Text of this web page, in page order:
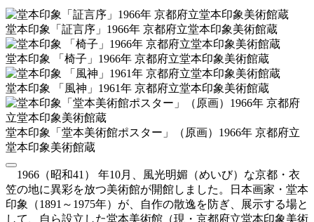
堂本印象「証言序」1966年 京都府立堂本印象美術館蔵
堂本印象 「椅子」1966年 京都府立堂本印象美術館蔵
堂本印象 「風神」1961年 京都府立堂本印象美術館蔵
堂本印象「堂本美術館ポスター」（原画）1966年 京都府立
堂本印象美術館蔵
1966（昭和41） 年10月、風光明媚（めいび）な京都・衣
笠の地に異彩を放つ美術館が開館しました。日本画家・堂本
印象（1891～1975年）が、自作の散逸を防ぎ、展示する場と
して、自ら設立した堂本美術館（現・京都府立堂本印象美術